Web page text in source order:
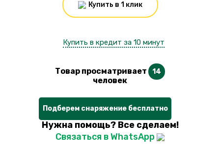
Купить в 1 клик
Купить в кредит за 10 минут
Товар просматривает 14
человек
Подберем снаряжение бесплатно
Нужна помощь? Все сделаем!
Связаться в WhatsApp